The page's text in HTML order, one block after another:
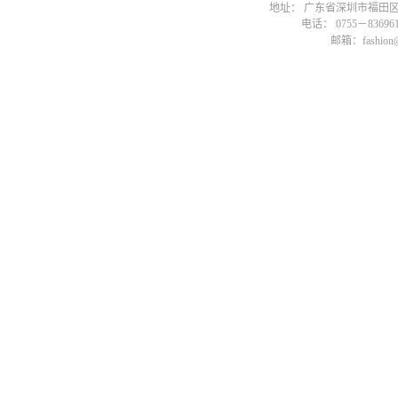
地址： 广东省深圳市福田
电话： 0755－
邮箱：